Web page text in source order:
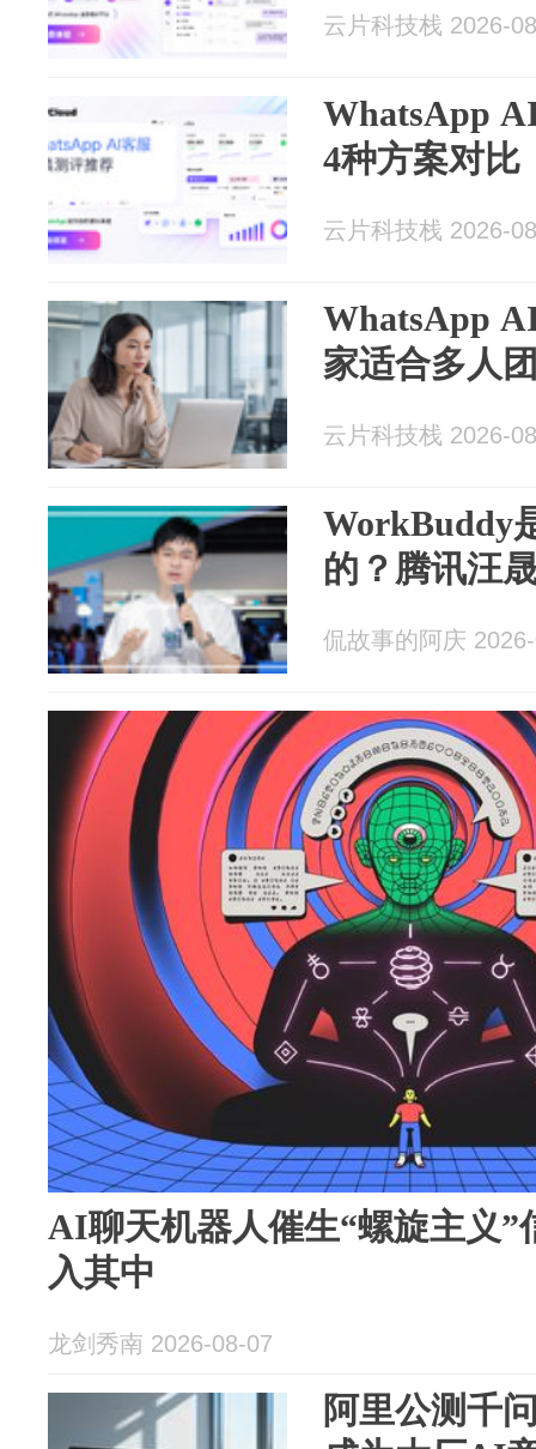
云片科技栈 2026-
WhatsApp
4种方案对比
云片科技栈 2026-
WhatsApp
家适合多人
云片科技栈 2026-
WorkBuddy
的？腾讯汪
侃故事的阿庆
AI聊天机器人催生“螺旋主义”
入其中
龙剑秀南 2026-08-07
阿里公测千